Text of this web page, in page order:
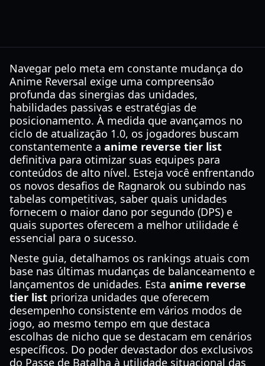
Navegar pelo meta em constante mudança do
Anime Reversal exige uma compreensão
profunda das sinergias das unidades,
habilidades passivas e estratégias de
posicionamento. À medida que avançamos no
ciclo de atualização 1.0, os jogadores buscam
constantemente a anime reverse tier list
definitiva para otimizar suas equipes para
conteúdos de alto nível. Esteja você enfrentando
os novos desafios de Ragnarok ou subindo nas
tabelas competitivas, saber quais unidades
fornecem o maior dano por segundo (DPS) e
quais suportes oferecem a melhor utilidade é
essencial para o sucesso.
Neste guia, detalhamos os rankings atuais com
base nas últimas mudanças de balanceamento e
lançamentos de unidades. Esta anime reverse
tier list prioriza unidades que oferecem
desempenho consistente em vários modos de
jogo, ao mesmo tempo em que destaca
escolhas de nicho que se destacam em cenários
específicos. Do poder devastador dos exclusivos
do Passe de Batalha à utilidade situacional das